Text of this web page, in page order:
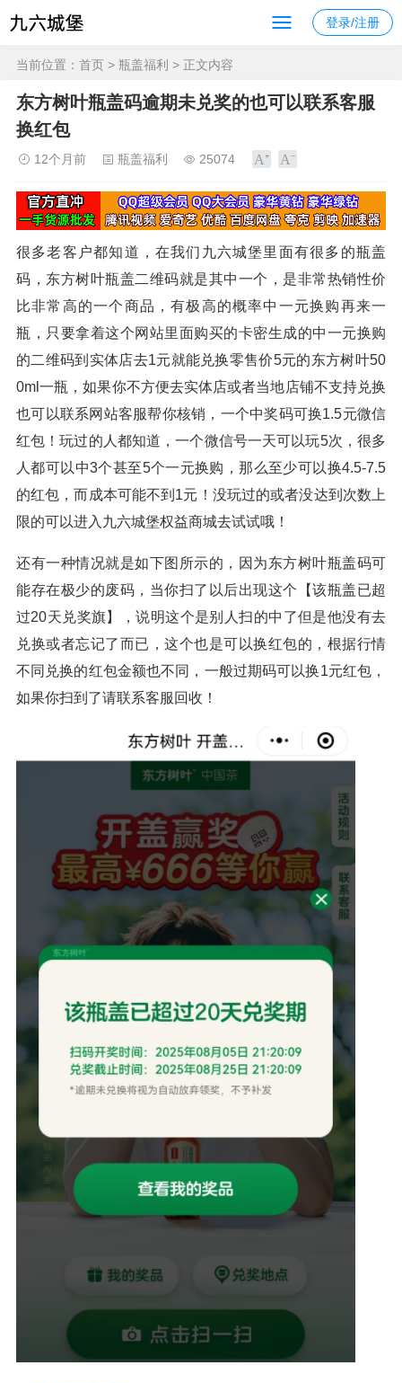
登录/注册
当前位置： 首页 > 瓶盖福利 > 正文内容
东方树叶瓶盖码逾期未兑奖的也可以联系客服
换红包
12个月前 瓶盖福利 25074
很多老客户都知道，在我们九六城堡里面有很多的瓶盖
码，东方树叶瓶盖二维码就是其中一个，是非常热销性价
比非常高的一个商品，有极高的概率中一元换购再来一
瓶，只要拿着这个网站里面购买的卡密生成的中一元换购
的二维码到实体店去1元就能兑换零售价5元的东方树叶50
0ml一瓶，如果你不方便去实体店或者当地店铺不支持兑换
也可以联系网站客服帮你核销，一个中奖码可换1.5元微信
红包！玩过的人都知道，一个微信号一天可以玩5次，很多
人都可以中3个甚至5个一元换购，那么至少可以换4.5-7.5
的红包，而成本可能不到1元！没玩过的或者没达到次数上
限的可以进入九六城堡权益商城去试试哦！
还有一种情况就是如下图所示的，因为东方树叶瓶盖码可
能存在极少的废码，当你扫了以后出现这个【该瓶盖已超
过20天兑奖旗】，说明这个是别人扫的中了但是他没有去
兑换或者忘记了而已，这个也是可以换红包的，根据行情
不同兑换的红包金额也不同，一般过期码可以换1元红包，
如果你扫到了请联系客服回收！